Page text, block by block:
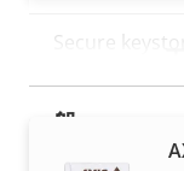
の
説
ィ
Secure
一般